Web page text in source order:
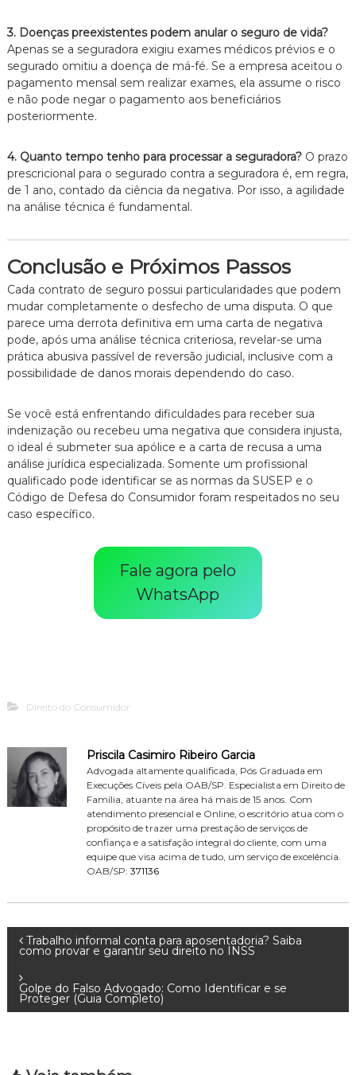
3. Doenças preexistentes podem anular o seguro de vida?
Apenas se a seguradora exigiu exames médicos prévios e o
segurado omitiu a doença de má-fé. Se a empresa aceitou o
pagamento mensal sem realizar exames, ela assume o risco
e não pode negar o pagamento aos beneficiários
posteriormente.
4. Quanto tempo tenho para processar a seguradora?O prazo
prescricional para o segurado contra a seguradora é, em regra,
de 1 ano, contado da ciência da negativa. Por isso, a agilidade
na análise técnica é fundamental.
Conclusão e Próximos Passos
Cada contrato de seguro possui particularidades que podem
mudar completamente o desfecho de uma disputa. O que
parece uma derrota definitiva em uma carta de negativa
pode, após uma análise técnica criteriosa, revelar-se uma
prática abusiva passível de reversão judicial, inclusive com a
possibilidade de danos morais dependendo do caso.
Se você está enfrentando dificuldades para receber sua
indenização ou recebeu uma negativa que considera injusta,
o ideal é submeter sua apólice e a carta de recusa a uma
análise jurídica especializada. Somente um profissional
qualificado pode identificar se as normas da SUSEP e o
Código de Defesa do Consumidor foram respeitados no seu
caso específico.
Fale agora pelo
WhatsApp
Direito do Consumidor
Priscila Casimiro Ribeiro Garcia
Advogada altamente qualificada, Pós Graduada em
Execuções Cíveis pela OAB/SP. Especialista em Direito de
Família, atuante na área há mais de 15 anos. Com
atendimento presencial e Online, o escritório atua com o
propósito de trazer uma prestação de serviços de
confiança e a satisfação integral do cliente, com uma
equipe que visa acima de tudo, um serviço de excelência.
OAB/SP: 371136
N
a
v
Trabalho informal conta para aposentadoria? Saiba
como provar e garantir seu direito no INSS
Golpe do Falso Advogado: Como Identificar e se
Proteger (Guia Completo)